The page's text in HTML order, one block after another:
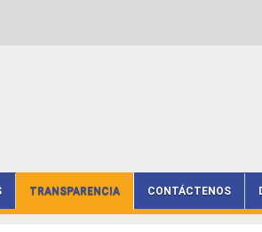
TRANSPARENCIA CONTÁCTENOS